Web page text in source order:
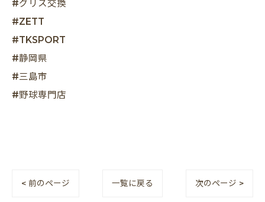
#グリス交換
#ZETT
#TKSPORT
#静岡県
#三島市
#野球専門店
< 前のページ 一覧に戻る 次のページ >